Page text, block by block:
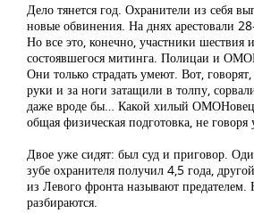
Дело тянется год. Охранители из себя
новые обвинения. На днях арестовали
Но все это, конечно, участники шествия
состоявшегося митинга. Полицаи и
Они только страдать умеют. Вот,
руки и за ноги затащили в толпу,
даже вроде бы… Какой хилый
общая физическая подготовка, не
Двое уже сидят: был суд и приговор.
зубе охранителя получил 4,5 года,
из Левого фронта называют предателем.
разбираются.